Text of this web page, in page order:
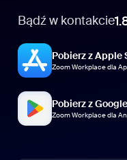
Bądź w kontakcie
Pobierz z Apple
Zoom Workplace dla
Pobierz z
Zoom Workplace dla